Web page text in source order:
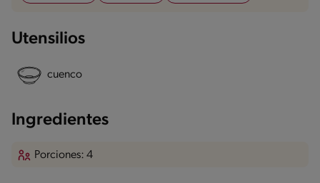
Utensilios
cuenco
Ingredientes
Porciones: 4